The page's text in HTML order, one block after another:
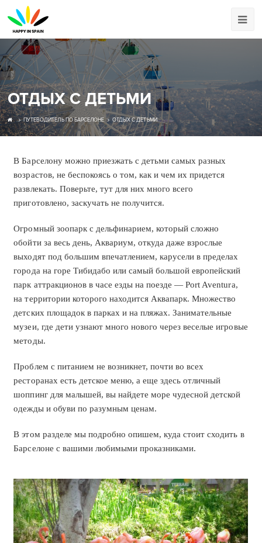
ОТДЫХ С ДЕТЬМИ
ПУТЕВОДИТЕЛЬ ПО БАРСЕЛОНЕ ОТДЫХ С ДЕТЬМИ
В Барселону можно приезжать с детьми самых разных
возрастов, не беспокоясь о том, как и чем их придется
развлекать. Поверьте, тут для них много всего
приготовлено, заскучать не получится.
Огромный зоопарк с дельфинарием, который сложно
обойти за весь день, Аквариум, откуда даже взрослые
выходят под большим впечатлением, карусели в пределах
города на горе Тибидабо или самый большой европейский
парк аттракционов в часе езды на поезде — Port Aventura,
на территории которого находится Аквапарк. Множество
детских площадок в парках и на пляжах. Занимательные
музеи, где дети узнают много нового через веселые игровые
методы.
Проблем с питанием не возникнет, почти во всех
ресторанах есть детское меню, а еще здесь отличный
шоппинг для малышей, вы найдете море чудесной детской
одежды и обуви по разумным ценам.
В этом разделе мы подробно опишем, куда стоит сходить в
Барселоне с вашими любимыми проказниками.